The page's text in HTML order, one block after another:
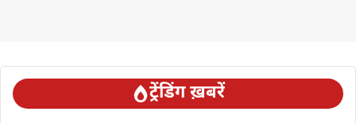
ट्रेंडिंग ख़बरें